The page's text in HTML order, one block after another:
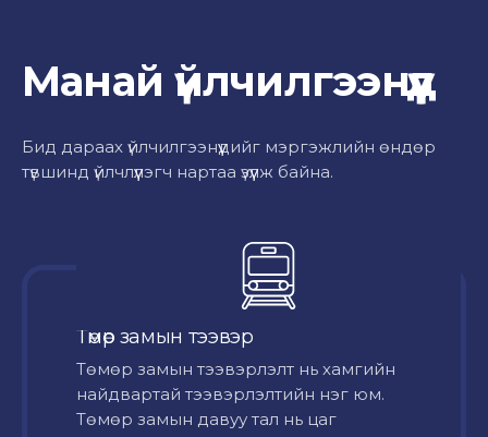
Манай үйлчилгээнүүд
Бид дараах үйлчилгээнүүдийг мэргэжлийн өндөр
түвшинд үйлчлүүлэгч нартаа үзүүлж байна.
Төмөр замын тээвэр
Төмөр замын тээвэрлэлт нь хамгийн
найдвартай тээвэрлэлтийн нэг юм.
Төмөр замын давуу тал нь цаг